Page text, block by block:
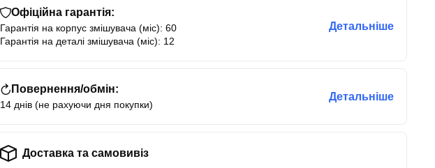
Офіційна гарантія:
Гарантія на корпус змішувача (міс): 60
Гарантія на деталі змішувача (міс): 12
Детальніше
Повернення/обмін:
14 днів (не рахуючи дня покупки)
Детальніше
Доставка та самовивіз